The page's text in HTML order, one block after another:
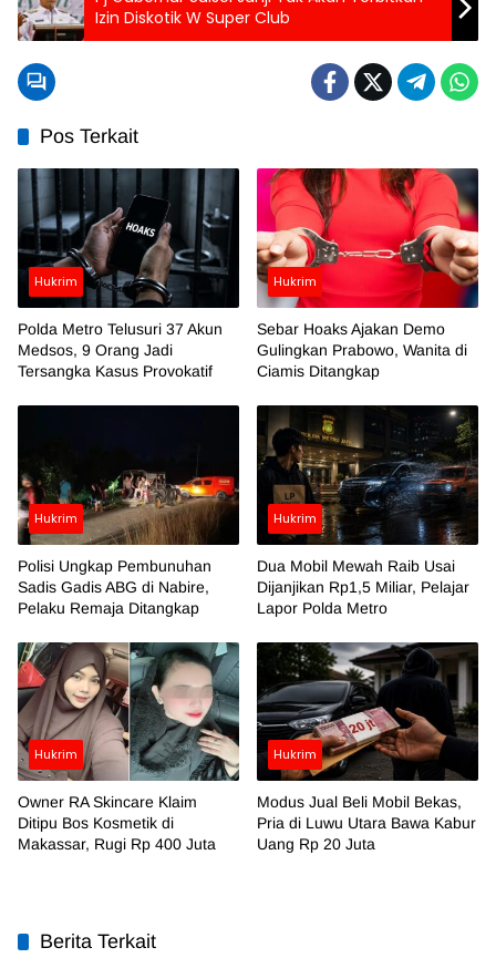
Izin Diskotik W Super Club
Pos Terkait
Hukrim
Polda Metro Telusuri 37 Akun
Medsos, 9 Orang Jadi
Tersangka Kasus Provokatif
Hukrim
Sebar Hoaks Ajakan Demo
Gulingkan Prabowo, Wanita di
Ciamis Ditangkap
Hukrim
Polisi Ungkap Pembunuhan
Sadis Gadis ABG di Nabire,
Pelaku Remaja Ditangkap
Hukrim
Dua Mobil Mewah Raib Usai
Dijanjikan Rp1,5 Miliar, Pelajar
Lapor Polda Metro
Hukrim
Owner RA Skincare Klaim
Ditipu Bos Kosmetik di
Makassar, Rugi Rp 400 Juta
Hukrim
Modus Jual Beli Mobil Bekas,
Pria di Luwu Utara Bawa Kabur
Uang Rp 20 Juta
Berita Terkait